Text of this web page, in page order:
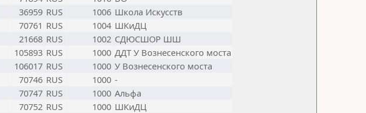
36959 RUS 1006 Школа Искусств
70761 RUS 1004 ШКиДЦ
21668 RUS 1002 СДЮСШОР ШШ
105893 RUS 1000 ДДТ У Вознесенского моста
106017 RUS 1000 У Вознесенского моста
70746 RUS 1000 -
70747 RUS 1000 Альфа
70752 RUS 1000 ШКиДЦ